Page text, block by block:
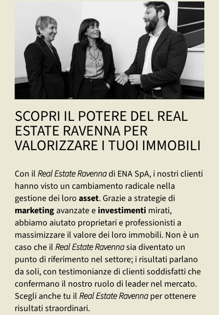
SCOPRI IL POTERE DEL REAL
ESTATE RAVENNA PER
VALORIZZARE I TUOI IMMOBILI
Con il Real Estate Ravennadi ENA SpA, i nostri clienti
hanno visto un cambiamento radicale nella
gestione dei loro asset. Grazie a strategie di
marketing avanzate e investimenti mirati,
abbiamo aiutato proprietari e professionisti a
massimizzare il valore dei loro immobili. Non è un
caso che il Real Estate Ravennasia diventato un
punto di riferimento nel settore; i risultati parlano
da soli, con testimonianze di clienti soddisfatti che
confermano il nostro ruolo di leader nel mercato.
Scegli anche tu il Real Estate Ravennaper ottenere
risultati straordinari.